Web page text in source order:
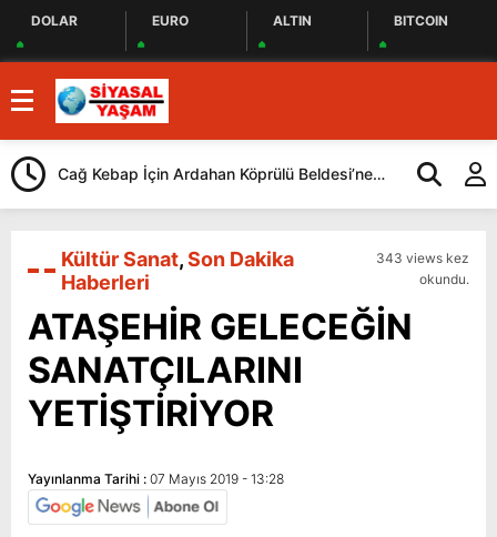
DOLAR EURO ALTIN BITCOIN
Cağ Kebap İçin Ardahan Köprülü Beldesi’ne
Geliyorlar
CHP,
Yaptı
Kültür Sanat,Son Dakika
Haberleri
343 views kez
okundu.
ATAŞEHİR GELECEĞİN
SANATÇILARINI
YETİŞTİRİYOR
Yayınlanma Tarihi : 07 Mayıs 2019 - 13:28